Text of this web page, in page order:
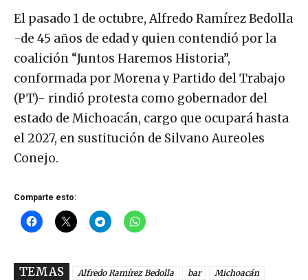
El pasado 1 de octubre, Alfredo Ramírez Bedolla
-de 45 años de edad y quien contendió por la
coalición “Juntos Haremos Historia”,
conformada por Morena y Partido del Trabajo
(PT)- rindió protesta como gobernador del
estado de Michoacán, cargo que ocupará hasta
el 2027, en sustitución de Silvano Aureoles
Conejo.
Comparte esto:
TEMAS Alfredo Ramírez Bedolla bar
Michoacán